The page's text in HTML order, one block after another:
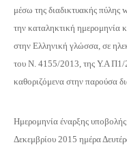
μέσω της διαδικτυακής
την καταληκτική ημερομηνία
στην Ελληνική γλώσσα, σε
του Ν. 4155/2013, της Υ.Α
καθοριζόμενα στην παρούσα
Ημερομηνία έναρξης
Δεκεμβρίου 2015 ημέρα